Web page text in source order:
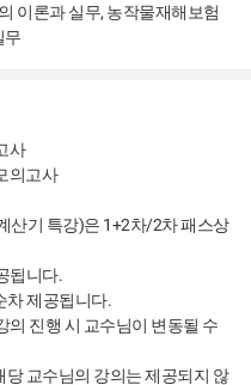
이론과 실무, 농작물재해보험
무
사
의고사
산기 특강)은 1+2차/2차 패스상
됩니다.
차 제공됩니다.
의 진행 시 교수님이 변동될 수
교수님의 강의는 제공되지 않